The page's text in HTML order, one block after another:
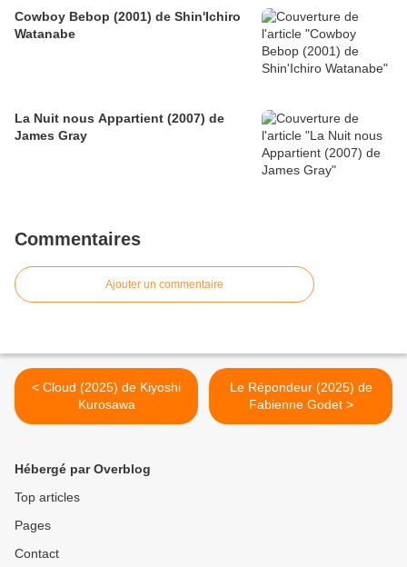
Cowboy Bebop (2001) de Shin'Ichiro
Watanabe
La Nuit nous Appartient (2007) de
James Gray
Commentaires
Ajouter un commentaire
< Cloud (2025) de Kiyoshi
Kurosawa
Le Répondeur (2025) de
Fabienne Godet >
Hébergé par Overblog
Top articles
Pages
Contact